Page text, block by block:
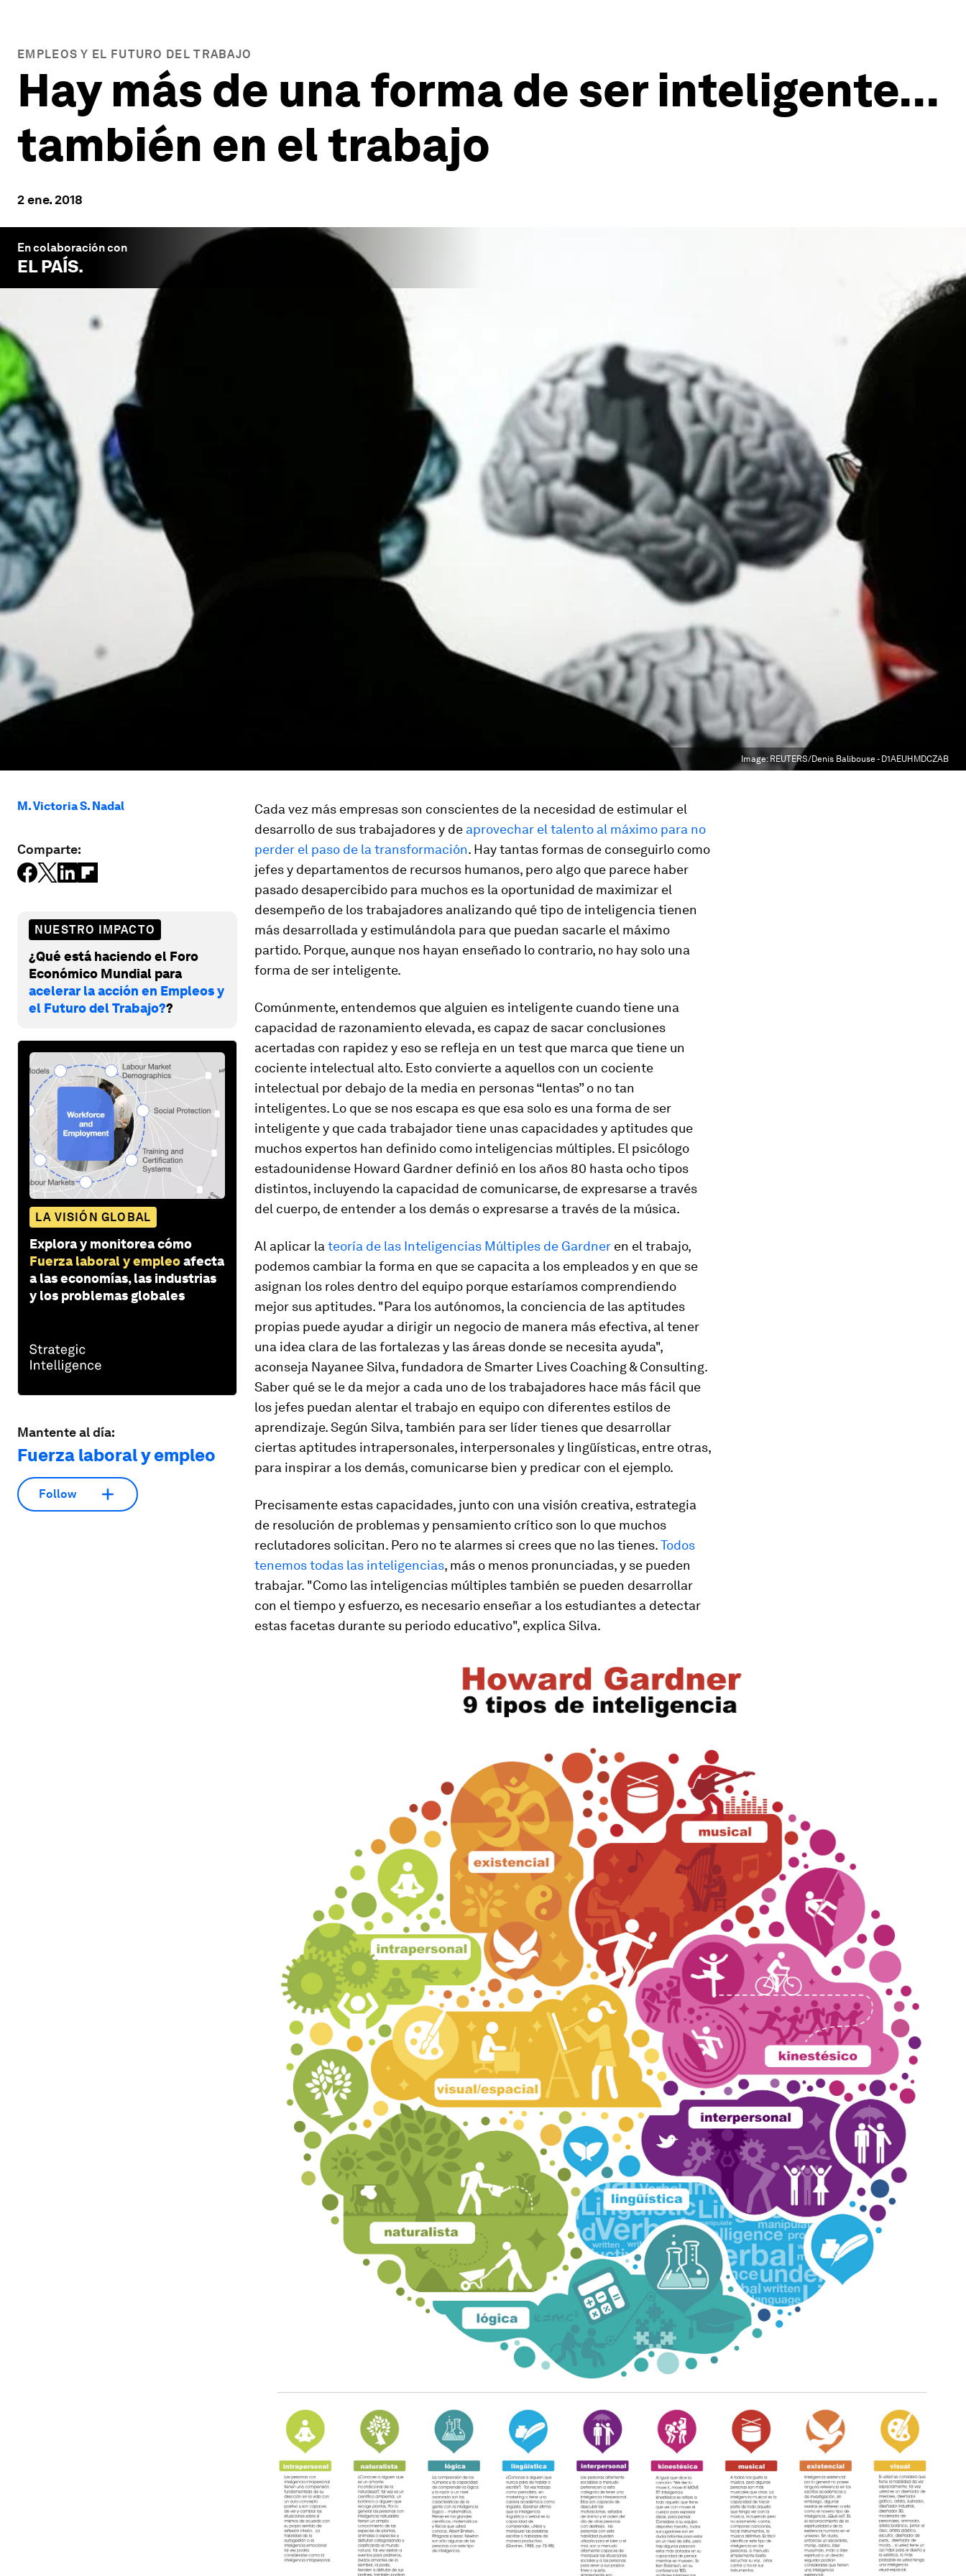
EMPLEOS Y EL FUTURO DEL TRABAJO
Hay más de una forma de ser inteligente...
también en el trabajo
2 ene. 2018
En colaboración con
EL PAÍS.
Image: REUTERS/Denis Balibouse - D1AEUHMDCZAB
M. Victoria S. Nadal
Comparte:
NUESTRO IMPACTO
¿Qué está haciendo el Foro
Económico Mundial para
acelerar la acción en Empleos y
el Futuro del Trabajo??
LA VISIÓN GLOBAL
Explora y monitorea cómo
Fuerza laboral y empleoafecta
a las economías, las industrias
y los problemas globales
Mantente al día:
Fuerza laboral y empleo
Follow
Cada vez más empresas son conscientes de la necesidad de estimular el
desarrollo de sus trabajadores y de aprovechar el talento al máximo para no
perder el paso de la transformación. Hay tantas formas de conseguirlo como
jefes y departamentos de recursos humanos, pero algo que parece haber
pasado desapercibido para muchos es la oportunidad de maximizar el
desempeño de los trabajadores analizando qué tipo de inteligencia tienen
más desarrollada y estimulándola para que puedan sacarle el máximo
partido. Porque, aunque nos hayan enseñado lo contrario, no hay solo una
forma de ser inteligente.
Comúnmente, entendemos que alguien es inteligente cuando tiene una
capacidad de razonamiento elevada, es capaz de sacar conclusiones
acertadas con rapidez y eso se refleja en un test que marca que tiene un
cociente intelectual alto. Esto convierte a aquellos con un cociente
intelectual por debajo de la media en personas “lentas” o no tan
inteligentes. Lo que se nos escapa es que esa solo es una forma de ser
inteligente y que cada trabajador tiene unas capacidades y aptitudes que
muchos expertos han definido como inteligencias múltiples. El psicólogo
estadounidense Howard Gardner definió en los años 80 hasta ocho tipos
distintos, incluyendo la capacidad de comunicarse, de expresarse a través
del cuerpo, de entender a los demás o expresarse a través de la música.
Al aplicar la teoría de las Inteligencias Múltiples de Gardner en el trabajo,
podemos cambiar la forma en que se capacita a los empleados y en que se
asignan los roles dentro del equipo porque estaríamos comprendiendo
mejor sus aptitudes. "Para los autónomos, la conciencia de las aptitudes
propias puede ayudar a dirigir un negocio de manera más efectiva, al tener
una idea clara de las fortalezas y las áreas donde se necesita ayuda",
aconseja Nayanee Silva, fundadora de Smarter Lives Coaching & Consulting.
Saber qué se le da mejor a cada uno de los trabajadores hace más fácil que
los jefes puedan alentar el trabajo en equipo con diferentes estilos de
aprendizaje. Según Silva, también para ser líder tienes que desarrollar
ciertas aptitudes intrapersonales, interpersonales y lingüísticas, entre otras,
para inspirar a los demás, comunicarse bien y predicar con el ejemplo.
Precisamente estas capacidades, junto con una visión creativa, estrategia
de resolución de problemas y pensamiento crítico son lo que muchos
reclutadores solicitan. Pero no te alarmes si crees que no las tienes.Todos
tenemos todas las inteligencias, más o menos pronunciadas, y se pueden
trabajar. "Como las inteligencias múltiples también se pueden desarrollar
con el tiempo y esfuerzo, es necesario enseñar a los estudiantes a detectar
estas facetas durante su periodo educativo", explica Silva.